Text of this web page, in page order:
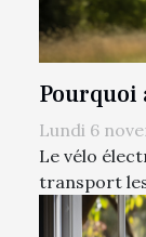
Pourquoi
Lundi 6
Le vélo
transport les